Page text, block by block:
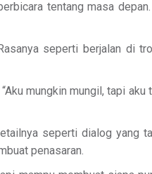
tentang masa
seperti berjalan di
mungkin mungil, tapi aku
seperti dialog yang
penasaran.